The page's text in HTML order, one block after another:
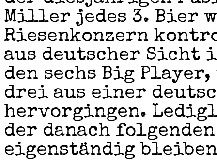
Miller jedes 3. Bier
Riesenkonzern
aus deutscher Sicht
den sechs Big Player,
drei aus einer
hervorgingen.
der danach
eigenständig